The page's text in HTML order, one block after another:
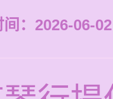
间：2026-06-